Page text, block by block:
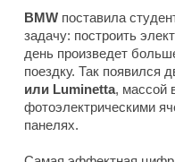
BMW поставила
задачу: построить
день произведет
поездку. Так появился
или Luminetta, массой
фотоэлектрическими
панелях.